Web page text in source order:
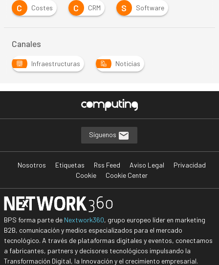
C
Costes C CRM S Software
Canales
Infraestructuras Noticias
Síguenos
Nosotros Etiquetas Rss Feed Aviso Legal
Privacidad
Cookie
Cookie Center
BPS forma parte de Nextwork360, grupo europeo líder en marketing
B2B, comunicación y medios especializados para el mercado
tecnológico. A través de plataformas digitales y eventos, conectamos
a fabricantes, partners y decisores tecnológicos impulsando la
Transformación Digital, la Innovación y el crecimiento empresarial.